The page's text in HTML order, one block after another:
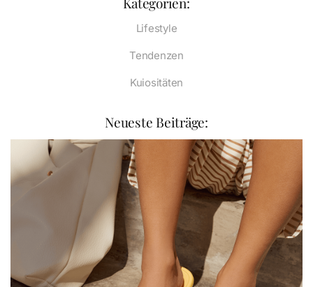
Lifestyle
Tendenzen
Kuiositäten
Neueste Beiträge: